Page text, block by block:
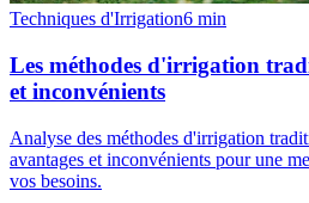
Techniques d'Irrigation6 min
Les méthodes d'irrigation
et inconvénients
Analyse des méthodes d'irrigation
avantages et inconvénients pour une
vos besoins.